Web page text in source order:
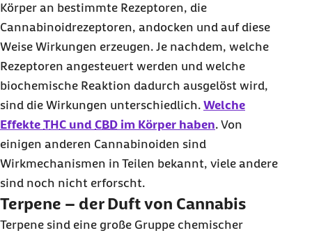
Körper an bestimmte Rezeptoren, die
Cannabinoidrezeptoren, andocken und auf diese
Weise Wirkungen erzeugen. Je nachdem, welche
Rezeptoren angesteuert werden und welche
biochemische Reaktion dadurch ausgelöst wird,
sind die Wirkungen unterschiedlich. Welche
Effekte THC und CBD im Körper haben. Von
einigen anderen Cannabinoiden sind
Wirkmechanismen in Teilen bekannt, viele andere
sind noch nicht erforscht.
Terpene – der Duft von Cannabis
Terpene sind eine große Gruppe chemischer